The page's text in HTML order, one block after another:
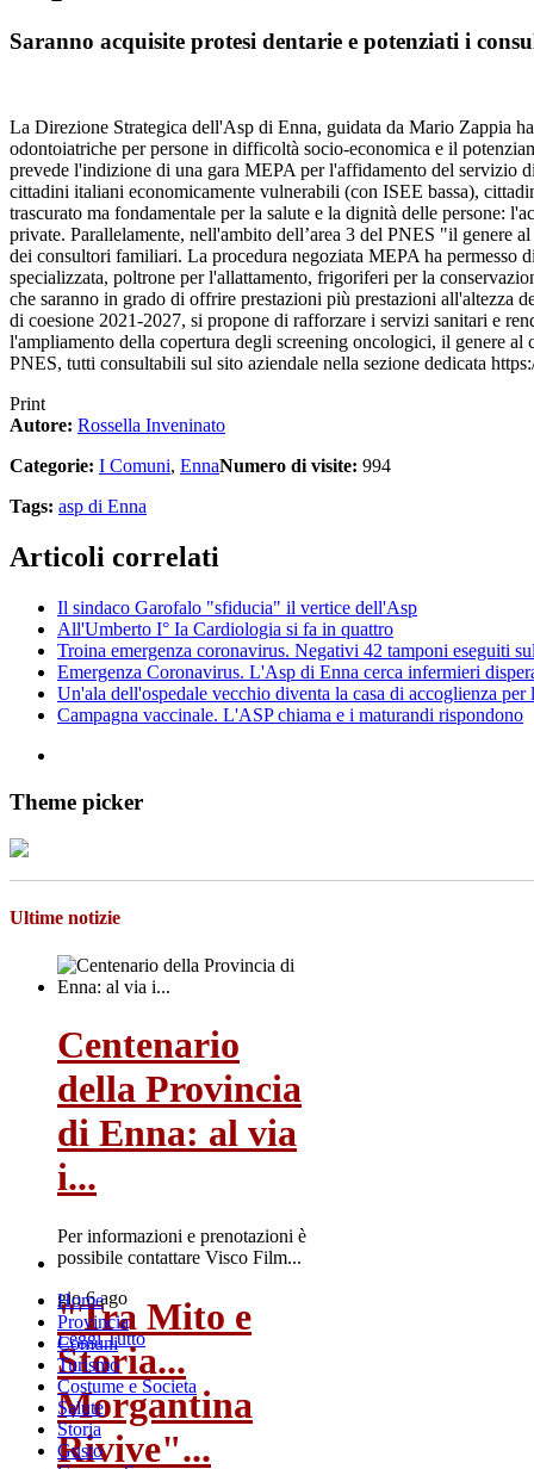
Saranno acquisite protesi dentarie e potenziati i
La Direzione Strategica dell'Asp di Enna, guidata da Mario Zappia
odontoiatriche per persone in difficoltà socio-economica e il
prevede l'indizione di una gara MEPA per l'affidamento del servizio
cittadini italiani economicamente vulnerabili (con ISEE bassa),
trascurato ma fondamentale per la salute e la dignità delle persone:
private. Parallelamente, nell'ambito dell’area 3 del PNES "il genere
dei consultori familiari. La procedura negoziata MEPA ha permesso
specializzata, poltrone per l'allattamento, frigoriferi per la
che saranno in grado di offrire prestazioni più prestazioni
di coesione 2021-2027, si propone di rafforzare i servizi sanitari e
l'ampliamento della copertura degli screening oncologici, il genere
PNES, tutti consultabili sul sito aziendale nella sezione dedicata
Print
Autore: Rossella Inveninato
Categorie: I Comuni, EnnaNumero di visite: 994
Tags: asp di Enna
Articoli correlati
Il sindaco Garofalo "sfiducia" il vertice dell'Asp
All'Umberto I° Ia Cardiologia si fa in quattro
Troina emergenza coronavirus. Negativi 42 tamponi eseguiti
Emergenza Coronavirus. L'Asp di Enna cerca infermieri
Un'ala dell'ospedale vecchio diventa la casa di accoglienza
Campagna vaccinale. L'ASP chiama e i maturandi rispondono
Theme picker
Ultime notizie
Centenario
della Provincia
di Enna: al via
i...
Per informazioni e prenotazioni è
possibile contattare Visco Film...
gio 6 ago
Leggi Tutto
"Tra Mito e
Storia...
Morgantina
Rivive"...
Home
Provincia
Comuni
Turismo
Costume e Societa
Salute
Storia
Gusto